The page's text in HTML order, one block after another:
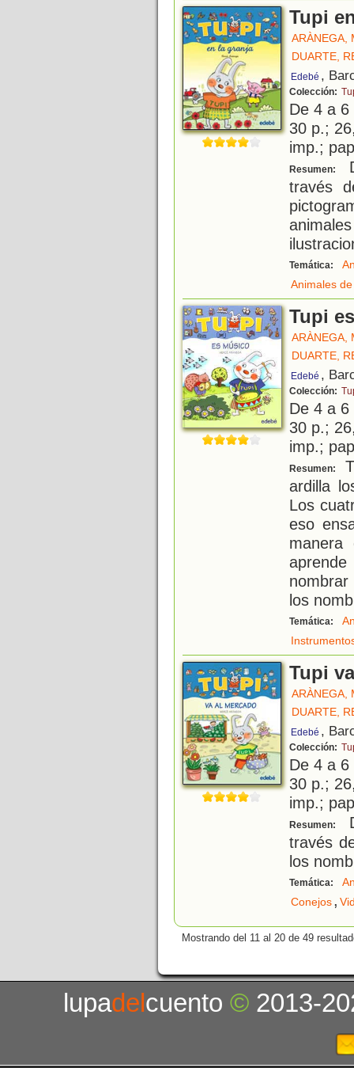
Tupi
ARÀNEGA,
DUARTE,
Edebé ,
Colección:
De 4 a
30 p.;
imp.;
Resumen:
través
Temática:
Animales
Tupi
ARÀNEGA,
DUARTE,
Edebé ,
Colección:
De 4 a
30 p.;
imp.;
Resumen:
ardilla
Los
eso
manera
los
Temática:
Tupi
ARÀNEGA,
DUARTE,
Edebé ,
Colección:
De 4 a
30 p.;
imp.;
Resumen:
través
los
Temática:
Conejos,
Mostrando del 11 al 20 de 49
lupadelcuento© 2013-